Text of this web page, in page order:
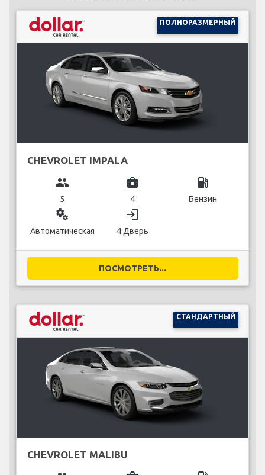
ПОЛНОРАЗМЕРНЫЙ
CHEVROLET IMPALA
group
5
business_center
4
local_gas_station
Бензин
miscellaneous_services
Автоматическая
login
4 Дверь
ПОСМОТРЕТЬ...
СТАНДАРТНЫЙ
CHEVROLET MALIBU